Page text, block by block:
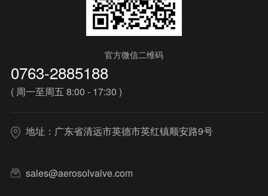
官方微信二维码
0763-2885188
( 周一至周五 8:00 - 17:30 )
地址：广东省清远市英德市英红镇顺安路9号
sales@aerosolvalve.com